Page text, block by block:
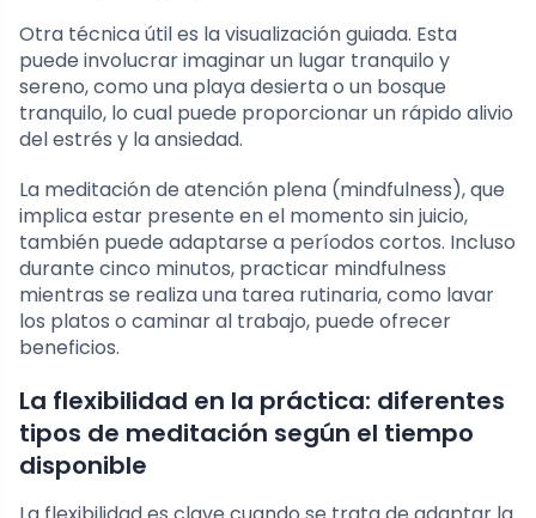
Otra técnica útil es la visualización guiada. Esta
puede involucrar imaginar un lugar tranquilo y
sereno, como una playa desierta o un bosque
tranquilo, lo cual puede proporcionar un rápido alivio
del estrés y la ansiedad.
La meditación de atención plena (mindfulness), que
implica estar presente en el momento sin juicio,
también puede adaptarse a períodos cortos. Incluso
durante cinco minutos, practicar mindfulness
mientras se realiza una tarea rutinaria, como lavar
los platos o caminar al trabajo, puede ofrecer
beneficios.
La flexibilidad en la práctica: diferentes
tipos de meditación según el tiempo
disponible